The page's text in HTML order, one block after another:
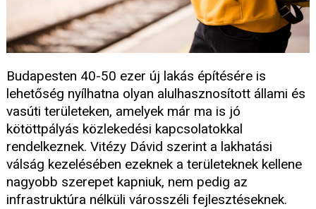
Budapesten 40-50 ezer új lakás építésére is
lehetőség nyílhatna olyan alulhasznosított állami és
vasúti területeken, amelyek már ma is jó
kötöttpályás közlekedési kapcsolatokkal
rendelkeznek. Vitézy Dávid szerint a lakhatási
válság kezelésében ezeknek a területeknek kellene
nagyobb szerepet kapniuk, nem pedig az
infrastruktúra nélküli városszéli fejlesztéseknek.